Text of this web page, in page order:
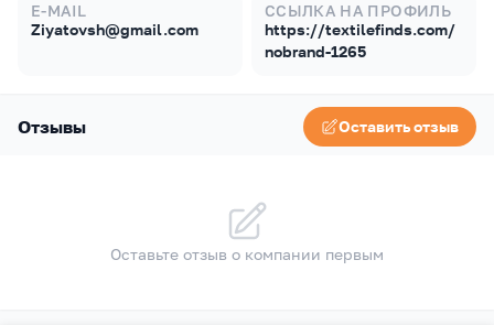
E-MAIL
Ziyatovsh@gmail.com
ССЫЛКА НА ПРОФИЛЬ
https://textilefinds.com/
nobrand-1265
Отзывы Оставить отзыв
Оставьте отзыв о компании первым